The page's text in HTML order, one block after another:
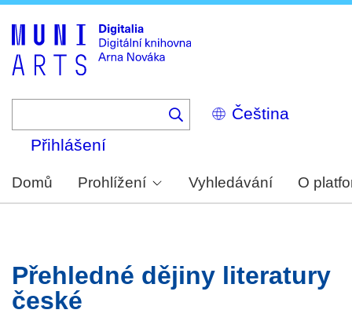
Select
your
Přihlášení
Domů Prohlížení Vyhledávání O
Přehledné dějiny literatury
české